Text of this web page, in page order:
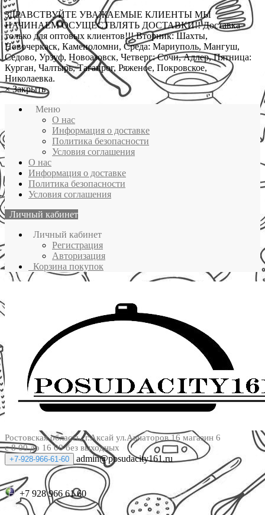
ЗДРАВСТВУЙТЕ УВАЖАЕМЫЕ КЛИЕНТЫ МЫ
НАЧИНАЕМ ОСУЩЕСТВЛЯТЬ ДОСТАВКИ!! Доставка
только для оптовых клиентов!!! Вторник: Шахты,
Новочеркаск, Каменоломни, Среда: Мариуполь, Мангуш,
Седово, Урзуф, Новоазовск, Четверг: Сочи, Адлер, Пятница:
Курган, Чалтырь, Таганрог, Ряженое, Покровское,
Николаевка.
× Закрыть
Меню
О нас
Информация о доставке
Политика безопасности
Условия соглашения
О нас
Информация о доставке
Политика безопасности
Условия соглашения
Личный кабинет
Личный кабинет
Регистрация
Авторизация
Корзина покупок
Ростовская область, г.Аксай ул.Авиаторов 16 магазин 6
с 8 00 до 16 00 без выходных
+7-928-966-61-60 admin@posudacity161.ru
+7 928 966 61 60